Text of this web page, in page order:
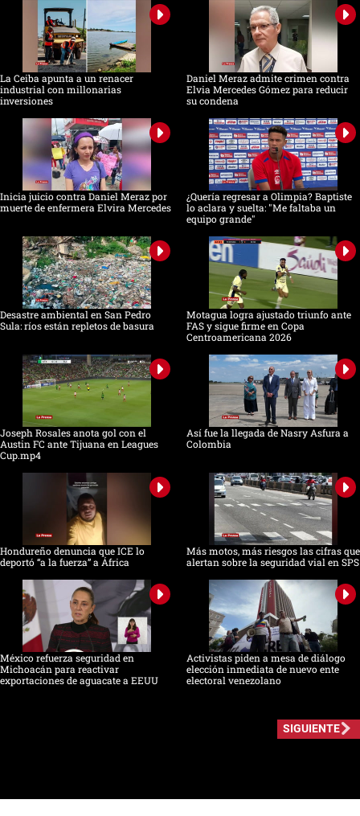
minutes,
seconds
La Ceiba apunta a un renacer
industrial con millonarias
inversiones
Daniel Meraz admite crimen contra
Elvia Mercedes Gómez para reducir
su condena
Inicia juicio contra Daniel Meraz por
muerte de enfermera Elvira Mercedes
¿Quería regresar a Olimpia? Baptiste
lo aclara y suelta: "Me faltaba un
equipo grande"
Desastre ambiental en San Pedro
Sula: ríos están repletos de basura
Motagua logra ajustado triunfo ante
FAS y sigue firme en Copa
Centroamericana 2026
Joseph Rosales anota gol con el
Austin FC ante Tijuana en Leagues
Cup.mp4
Así fue la llegada de Nasry Asfura a
Colombia
Hondureño denuncia que ICE lo
deportó “a la fuerza” a África
Más motos, más riesgos las cifras que
alertan sobre la seguridad vial en SPS
México refuerza seguridad en
Michoacán para reactivar
exportaciones de aguacate a EEUU
Activistas piden a mesa de diálogo
elección inmediata de nuevo ente
electoral venezolano
SIGUIENTE